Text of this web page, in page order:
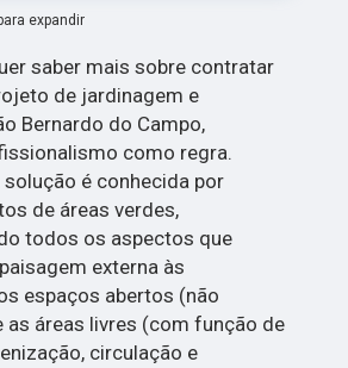
expandir
saber mais sobre contratar
de jardinagem e
Bernardo do Campo,
como regra.
é conhecida por
de áreas verdes,
todos os aspectos que
externa às
espaços abertos (não
as áreas livres (com função de
circulação e